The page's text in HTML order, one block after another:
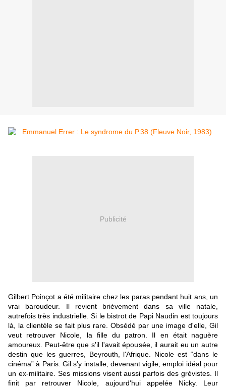
Publicité
Gilbert Poinçot a été militaire chez les paras pendant huit ans, un
vrai baroudeur. Il revient brièvement dans sa ville natale,
autrefois très industrielle. Si le bistrot de Papi Naudin est toujours
là, la clientèle se fait plus rare. Obsédé par une image d'elle, Gil
veut retrouver Nicole, la fille du patron. Il en était naguère
amoureux. Peut-être que s'il l'avait épousée, il aurait eu un autre
destin que les guerres, Beyrouth, l'Afrique. Nicole est “dans le
cinéma” à Paris. Gil s'y installe, devenant vigile, emploi idéal pour
un ex-militaire. Ses missions visent aussi parfois des grévistes. Il
finit par retrouver Nicole, aujourd'hui appelée Nicky. Leur